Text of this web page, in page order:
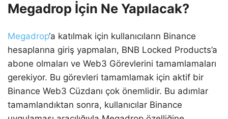
Megadrop İçin Ne Yapılacak?
Megadrop‘a katılmak için kullanıcıların Binance
hesaplarına giriş yapmaları, BNB Locked Products’a
abone olmaları ve Web3 Görevlerini tamamlamaları
gerekiyor. Bu görevleri tamamlamak için aktif bir
Binance Web3 Cüzdanı çok önemlidir. Bu adımlar
tamamlandıktan sonra, kullanıcılar Binance